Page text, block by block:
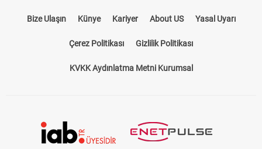
Bize Ulaşın Künye Kariyer About US Yasal Uyarı
Çerez Politikası Gizlilik Politikası
KVKK Aydınlatma Metni Kurumsal